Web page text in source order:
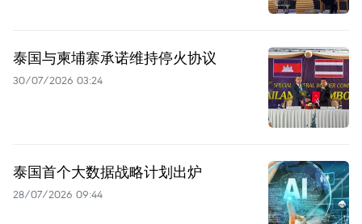
泰国与柬埔寨承诺维持停火协议
30/07/2026 03:24
泰国首个大数据战略计划出炉
28/07/2026 09:44